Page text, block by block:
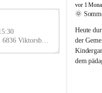
VHauptstraße 36, 6836 Viktorsberg, AUT
V
i
t
o
r
s
vor 1
🌞
Heute
der
dem